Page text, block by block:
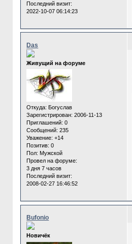
Последний визит:
2022-10-07 06:14:23
Das
Живущий на форуме
Откуда: Богуслав
Зарегистрирован: 2006-11-13
Приглашений: 0
Сообщений: 235
Уважение: +14
Позитив: 0
Пол: Мужской
Провел на форуме:
3 дня 7 часов
Последний визит:
2008-02-27 16:46:52
Bufonio
Новичёк